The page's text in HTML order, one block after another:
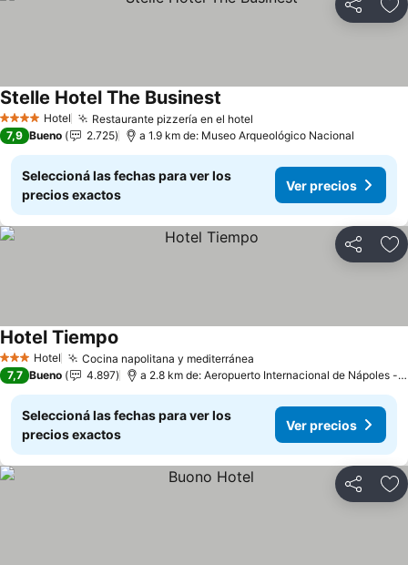
Compartir
4 EstrellasHotel Restaurante pizzería en el hotel
Stelle Hotel The Businest
7,9 Bueno 2.725 a 1.9 km de: Museo Arqueológico Nacional
Seleccioná las fechas para ver los
precios exactos
Ver precios
Compartir
3 Estrellas
Hotel Cocina napolitana y mediterránea
Hotel Tiempo
7,7 Bueno 4.897 a 2.8 km de: Aeropuerto Internacional de Nápoles -
Seleccioná las fechas para ver los
precios exactos
Ver precios
Compartir